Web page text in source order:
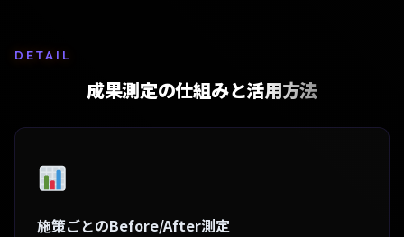
DETAIL
成果測定の仕組みと活用方法
施策ごとのBefore/After測定